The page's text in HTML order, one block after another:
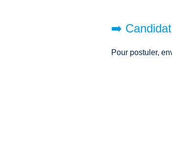
➡️
Pour postuler,